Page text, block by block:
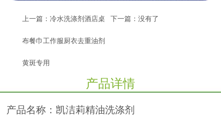
上一篇： 冷水洗涤剂酒店桌
布餐巾工作服厨衣去重油剂
黄斑专用
下一篇：没有了
产品详情
产品名称：凯洁莉精油洗涤剂